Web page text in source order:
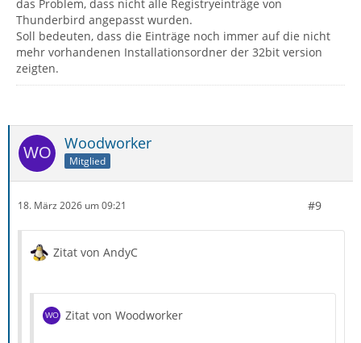
das Problem, dass nicht alle Registryeinträge von
Thunderbird angepasst wurden.
Soll bedeuten, dass die Einträge noch immer auf die nicht
mehr vorhandenen Installationsordner der 32bit version
zeigten.
Woodworker
Mitglied
18. März 2026 um 09:21 #9
Zitat von AndyC
Zitat von Woodworker